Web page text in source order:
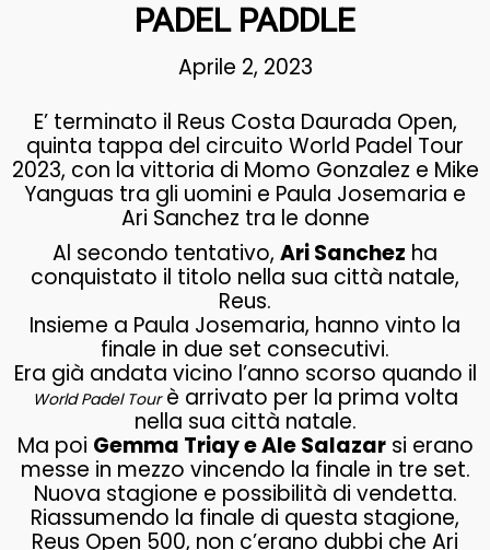
PADEL PADDLE
Aprile 2, 2023
E’ terminato il Reus Costa Daurada Open,
quinta tappa del circuito World Padel Tour
2023, con la vittoria di Momo Gonzalez e Mike
Yanguas tra gli uomini e Paula Josemaria e
Ari Sanchez tra le donne
Al secondo tentativo, Ari Sanchez ha
conquistato il titolo nella sua città natale,
Reus.
Insieme a Paula Josemaria, hanno vinto la
finale in due set consecutivi.
Era già andata vicino l’anno scorso quando il
World Padel Tourè arrivato per la prima volta
nella sua città natale.
Ma poi Gemma Triay e Ale Salazarsi erano
messe in mezzo vincendo la finale in tre set.
Nuova stagione e possibilità di vendetta.
Riassumendo la finale di questa stagione,
Reus Open 500, non c’erano dubbi che Ari